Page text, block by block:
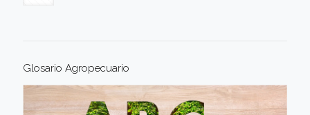
Glosario Agropecuario